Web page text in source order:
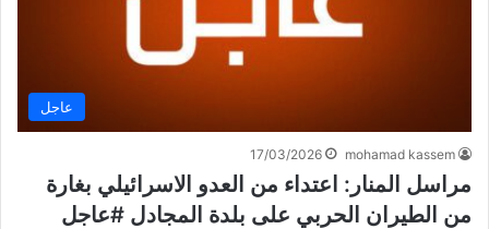
عاجل
mohamad kassem
17/03/2026
مراسل المنار: اعتداء من العدو الاسرائيلي بغارة
من الطيران الحربي على بلدة المجادل #عاجل